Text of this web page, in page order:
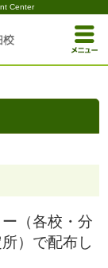
Center
（各校・分
）で配布し